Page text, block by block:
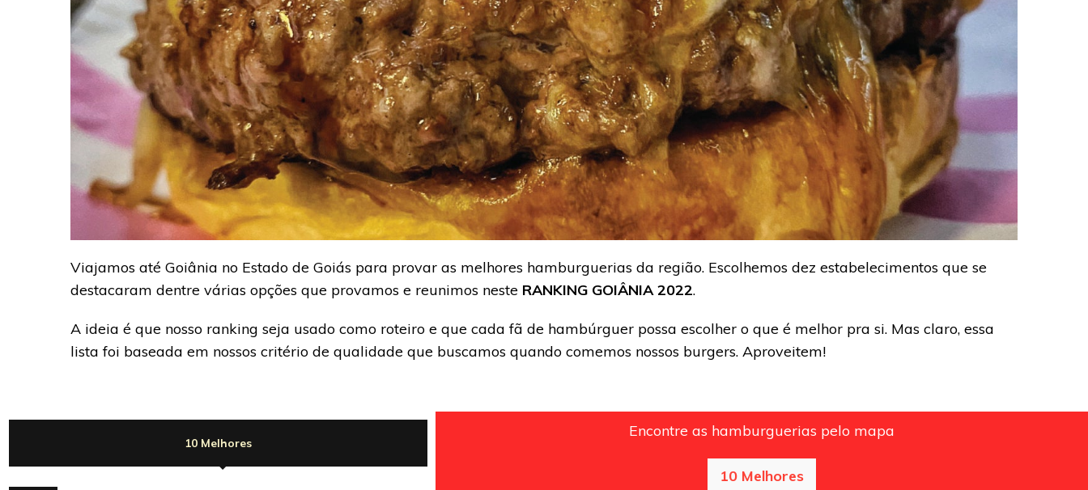
Viajamos até Goiânia no Estado de Goiás para provar as melhores hamburguerias da região. Escolhemos dez estabelecimentos que se
destacaram dentre várias opções que provamos e reunimos neste RANKING GOIÂNIA 2022.
A ideia é que nosso ranking seja usado como roteiro e que cada fã de hambúrguer possa escolher o que é melhor pra si. Mas claro, essa
lista foi baseada em nossos critério de qualidade que buscamos quando comemos nossos burgers. Aproveitem!
10 Melhores
Encontre as hamburguerias pelo mapa
10 Melhores